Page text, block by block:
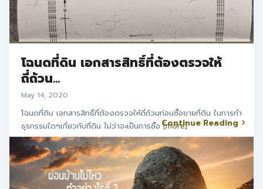
โฉนดที่ดิน เอกสารสิทธิ์ที่ต้องตรวจให้
ถี่ถ้วน...
May 14, 2020
โฉนดที่ดิน เอกสารสิทธิ์ที่ต้องตรวจให้ถี่ถ้วนก่อนซื้อขายที่ดิน ในการทำ
ธุรกรรมใดๆเกี่ยวกับที่ดิน ไม่ว่าจะเป็นการซื้อ[more]
Continue Reading